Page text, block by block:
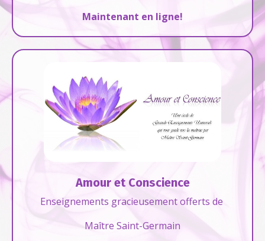
Maintenant en ligne!
Amour et Conscience
Enseignements gracieusement offerts de
Maître Saint-Germain